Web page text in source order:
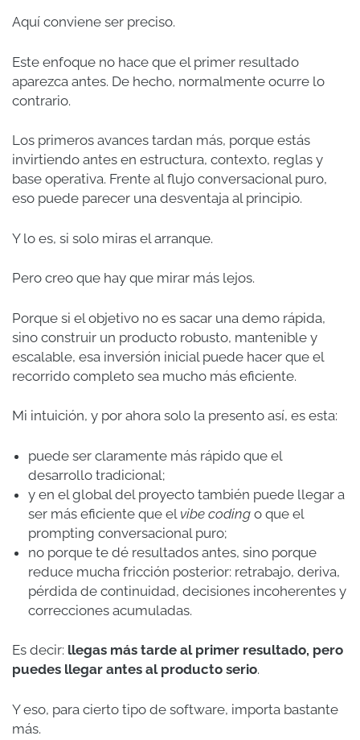
Aquí conviene ser preciso.
Este enfoque no hace que el primer resultado
aparezca antes. De hecho, normalmente ocurre lo
contrario.
Los primeros avances tardan más, porque estás
invirtiendo antes en estructura, contexto, reglas y
base operativa. Frente al flujo conversacional puro,
eso puede parecer una desventaja al principio.
Y lo es, si solo miras el arranque.
Pero creo que hay que mirar más lejos.
Porque si el objetivo no es sacar una demo rápida,
sino construir un producto robusto, mantenible y
escalable, esa inversión inicial puede hacer que el
recorrido completo sea mucho más eficiente.
Mi intuición, y por ahora solo la presento así, es esta:
puede ser claramente más rápido que el
desarrollo tradicional;
y en el global del proyecto también puede llegar a
ser más eficiente que el vibe coding o que el
prompting conversacional puro;
no porque te dé resultados antes, sino porque
reduce mucha fricción posterior: retrabajo, deriva,
pérdida de continuidad, decisiones incoherentes y
correcciones acumuladas.
Es decir: llegas más tarde al primer resultado, pero
puedes llegar antes al producto serio.
Y eso, para cierto tipo de software, importa bastante
más.